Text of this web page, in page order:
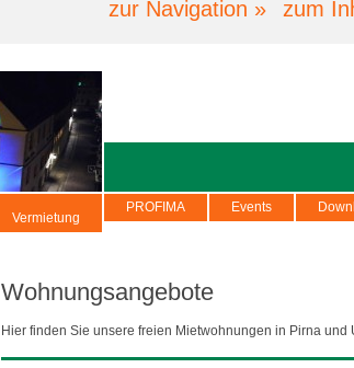
zur Navigation » zum
Vermietung
PROFIMA Events
Wohnungsangebote
Hier finden Sie unsere freien Mietwohnungen in Pirna